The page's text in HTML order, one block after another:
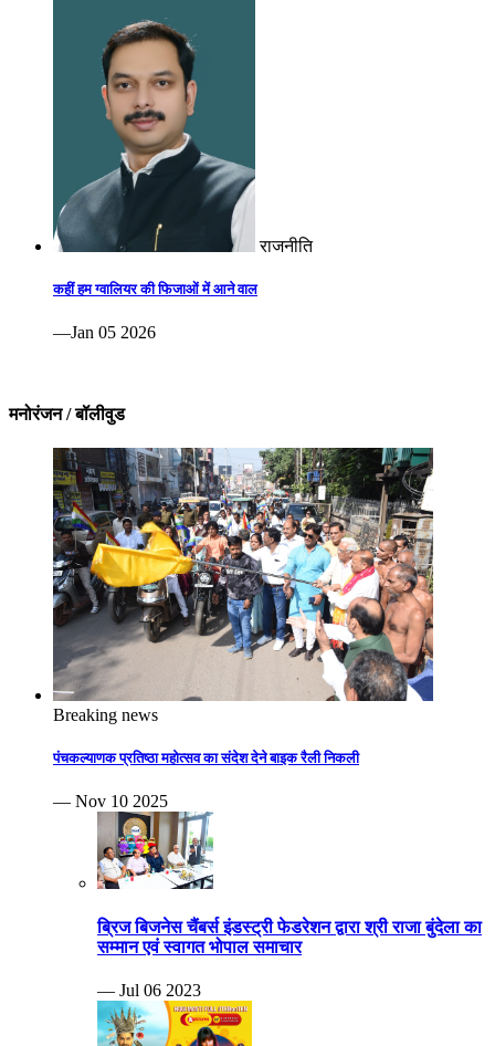
राजनीति
कहीं हम ग्वालियर की फिजाओं में आने वाल
—Jan 05 2026
मनोरंजन / बॉलीवुड
Breaking news
पंचकल्याणक प्रतिष्ठा महोत्सव का संदेश देने बाइक रैली निकली
— Nov 10 2025
ब्रिज बिजनेस चैंबर्स इंडस्ट्री फेडरेशन द्वारा श्री राजा बुंदेला का
सम्मान एवं स्वागत भोपाल समाचार
— Jul 06 2023